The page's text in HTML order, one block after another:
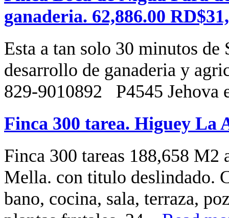
ganaderia. 62,886.00
Esta a tan solo 30 minutos
desarrollo de ganaderia y
829-9010892 P4545 Jehova
Finca 300 tarea. Higuey La
Finca 300 tareas 188,658
Mella. con titulo deslindado.
bano, cocina, sala, terraza,